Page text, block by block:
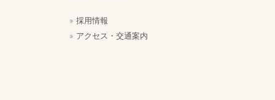
採用情報
アクセス・交通案内